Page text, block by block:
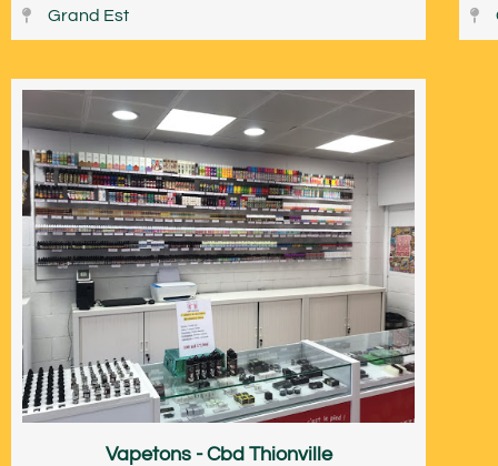
Grand Est
Vapetons - Cbd Thionville